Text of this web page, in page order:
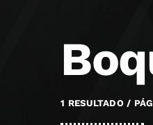
1 RESULTADO /